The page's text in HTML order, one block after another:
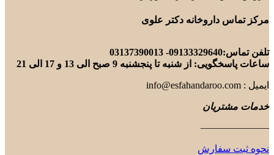
مرکز تماس داروخانه دکتر علوی
تلفن تماس:09133329640- 03137390013
ساعات پاسخگویی: از شنبه تا پنجشنبه 9 صبح الی 13 و 17 الی 21
ایمیل : info@esfahandaroo.com
خدمات مشتریان
———————
نحوه ثبت سفارش